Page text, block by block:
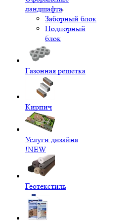
ландшафта
Заборный блок
Подпорный
блок
Газонная решетка
Кирпич
Услуги дизайна
!NEW
Геотекстиль